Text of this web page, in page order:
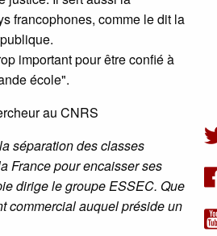
francophones, comme le dit la
important pour être confié à
école".
au CNRS
séparation des classes
France pour encaisser ses
dirige le groupe ESSEC. Que
commercial auquel préside un